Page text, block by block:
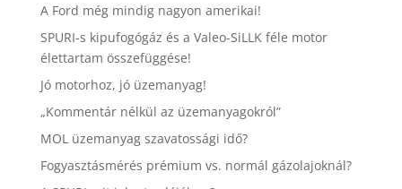
A Ford még mindig nagyon amerikai!
SPURI-s kipufogógáz és a Valeo-SiLLK féle motor
élettartam összefüggése!
Jó motorhoz, jó üzemanyag!
„Kommentár nélkül az üzemanyagokról”
MOL üzemanyag szavatossági idő?
Fogyasztásmérés prémium vs. normál gázolajoknál?